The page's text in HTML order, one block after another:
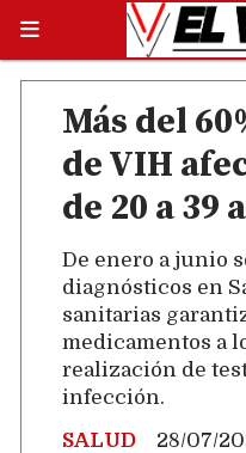
Más del
de VIH
de 20 a 39
De enero a junio
diagnósticos en
sanitarias
medicamentos a
realización de
infección.
SALUD
28/07/